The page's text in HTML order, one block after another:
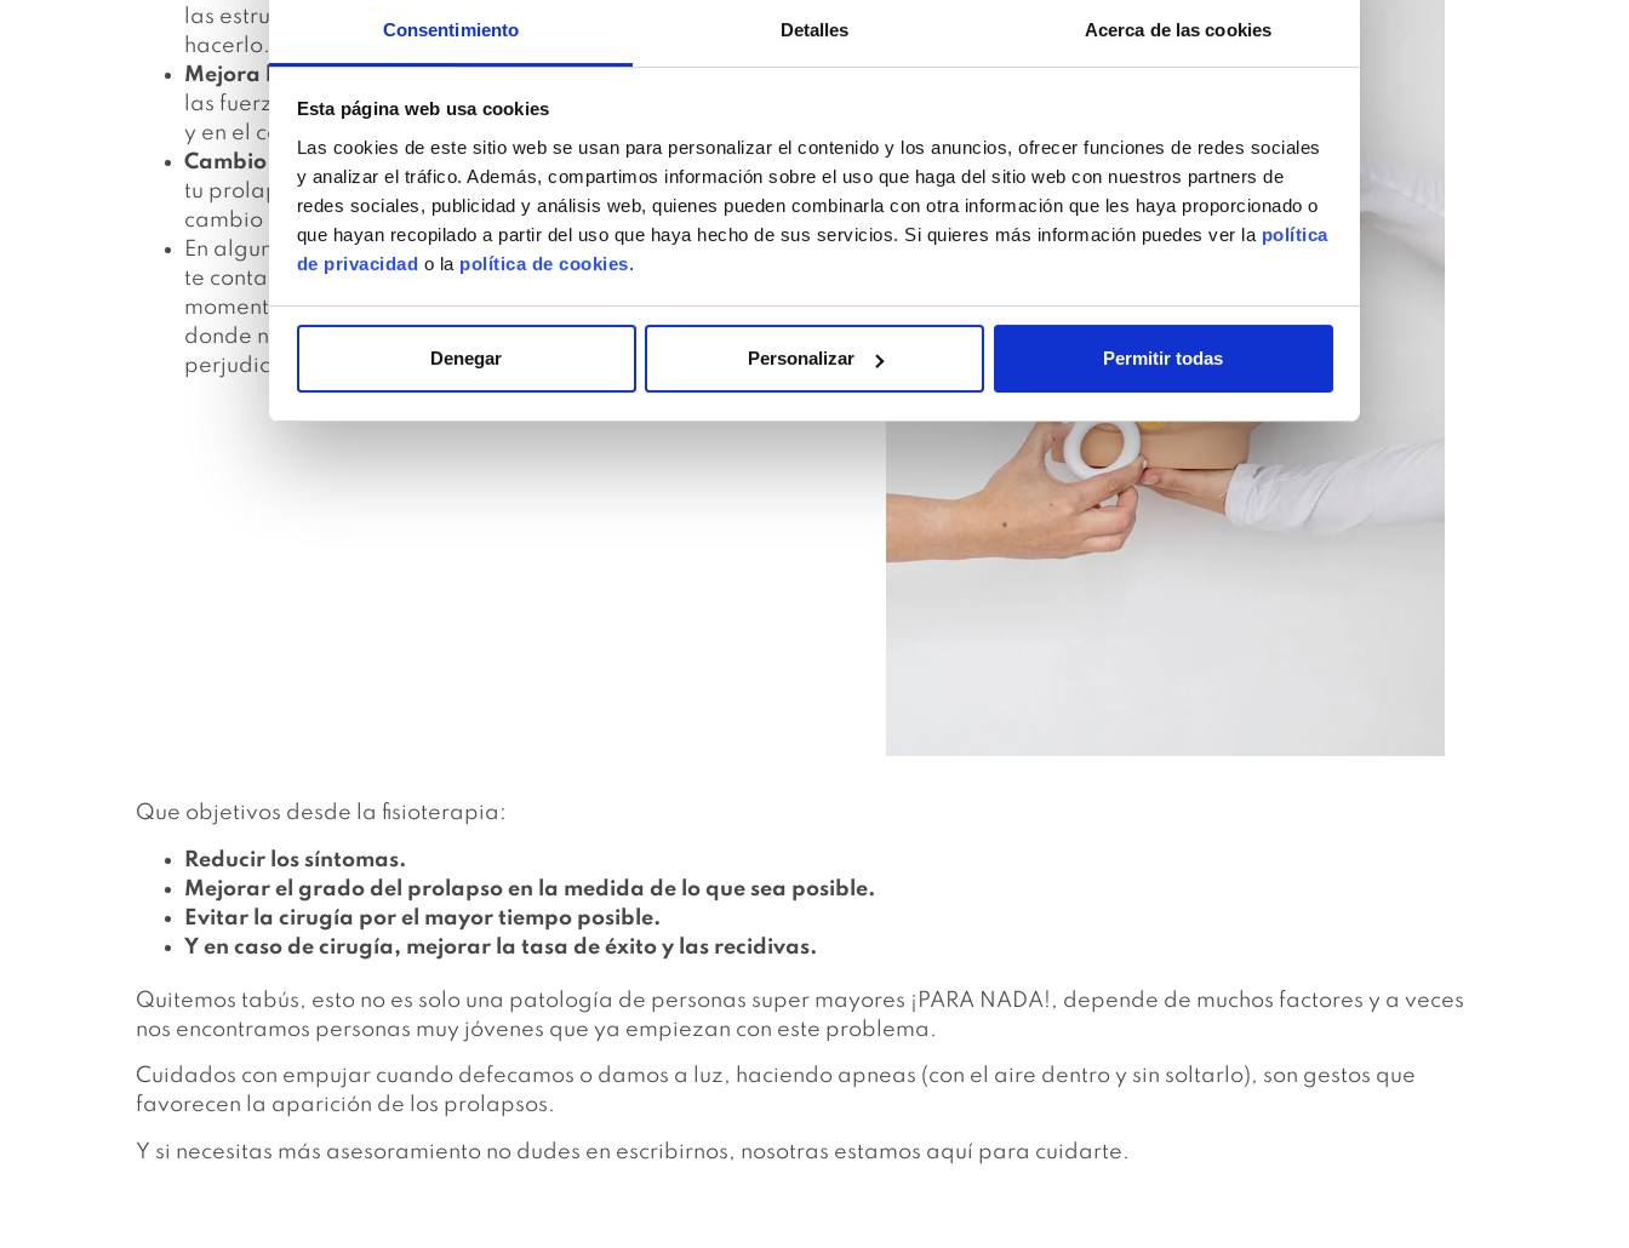
Consentimiento Detalles Acerca de las cookies
Esta página web usa cookies
Las cookies de este sitio web se usan para personalizar el contenido y los anuncios, ofrecer funciones de redes sociales
y analizar el tráfico. Además, compartimos información sobre el uso que haga del sitio web con nuestros partners de
redes sociales, publicidad y análisis web, quienes pueden combinarla con otra información que les haya proporcionado o
que hayan recopilado a partir del uso que haya hecho de sus servicios. Si quieres más información puedes ver la política
de privacidad o la política de cookies.
Denegar Personalizar Permitir todas
las estructuras pélvicas, y te daremos las herramientas para
hacerlo.
Mejora la gestión de presiones: valoraremos como gestiones
las fuerzas y presiones, desde tu abdomen hasta tu suelo pélvico,
y en el caso de que no sean las correctas, las corregiremos.
Cambio de hábitos y postura
: hay hábitos que no van a favorecer
tu prolapso, los identificaremos y te daremos las opciones de
cambio más óptimas para ti.
En algunos casos nos ayudamos de los
pesarios(en otro post
te contaremos que son estos artilugios) para ayudarte en ciertos
momentos en que necesitas que no te moleste tu prolapso y
donde no puedes evitar ciertos esfuerzos o gestos que le
perjudican.
Que objetivos desde la fisioterapia:
Reducir los síntomas.
Mejorar el grado del prolapso en la medida de lo que sea posible.
Evitar la cirugía por el mayor tiempo posible.
Y en caso de cirugía, mejorar la tasa de éxito y las recidivas.
Quitemos tabús, esto no es solo una patología de personas super mayores ¡PARA NADA!, depende de muchos factores y a veces
nos encontramos personas muy jóvenes que ya empiezan con este problema.
Cuidados con empujar cuando defecamos o damos a luz, haciendo apneas (con el aire dentro y sin soltarlo), son gestos que
favorecen la aparición de los prolapsos.
Y si necesitas más asesoramiento no dudes en escribirnos, nosotras estamos aquí para cuidarte.